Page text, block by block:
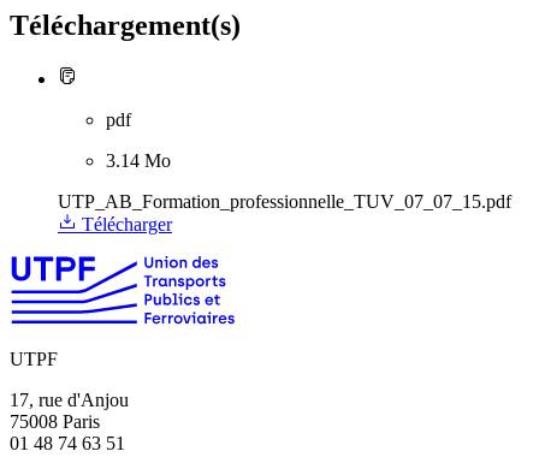
Téléchargement(s)
pdf
3.14 Mo
UTP_AB_Formation_professionnelle_TUV_07_07_15.pdf
Télécharger
UTPF
17, rue d'Anjou
75008 Paris
01 48 74 63 51